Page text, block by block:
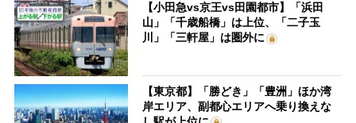
【小田急vs京王vs田園都市】「浜田
山」「千歳船橋」は上位、「二子玉
川」「三軒屋」は圏外に
【東京都】「勝どき」「豊洲」ほか湾
岸エリア、副都心エリアへ乗り換えな